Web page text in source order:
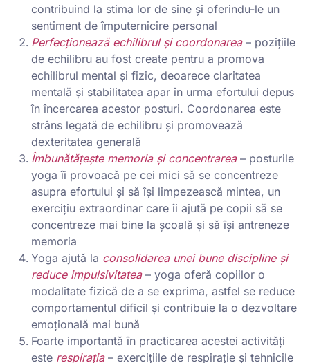
contribuind la stima lor de sine și oferindu-le un
sentiment de împuternicire personal
Perfecționează echilibrul și coordonarea– pozițiile
de echilibru au fost create pentru a promova
echilibrul mental și fizic, deoarece claritatea
mentală și stabilitatea apar în urma efortului depus
în încercarea acestor posturi. Coordonarea este
strâns legată de echilibru și promovează
dexteritatea generală
Îmbunătățește memoria și concentrarea– posturile
yoga îi provoacă pe cei mici să se concentreze
asupra efortului și să își limpezească mintea, un
exercițiu extraordinar care îi ajută pe copii să se
concentreze mai bine la școală și să își antreneze
memoria
Yoga ajută la consolidarea unei bune discipline și
reduce impulsivitatea– yoga oferă copiilor o
modalitate fizică de a se exprima, astfel se reduce
comportamentul dificil și contribuie la o dezvoltare
emoțională mai bună
Foarte importantă în practicarea acestei activități
este respirația– exercițiile de respirație și tehnicile